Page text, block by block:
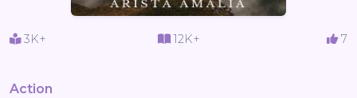
3K+ 12K+ 7
Action